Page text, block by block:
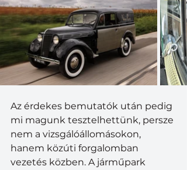
Az érdekes bemutatók után pedig
mi magunk tesztelhettünk, persze
nem a vizsgálóállomásokon,
hanem közúti forgalomban
vezetés közben. A járműpark